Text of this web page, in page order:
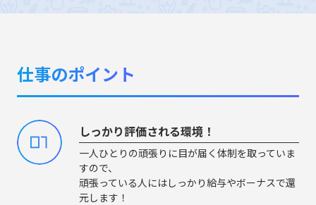
仕事のポイント
01
しっかり評価される環境！
一人ひとりの頑張りに目が届く体制を取っていま
すので、
頑張っている人にはしっかり給与やボーナスで還
元します！